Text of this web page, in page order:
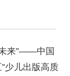
来”——中国
少儿出版高质